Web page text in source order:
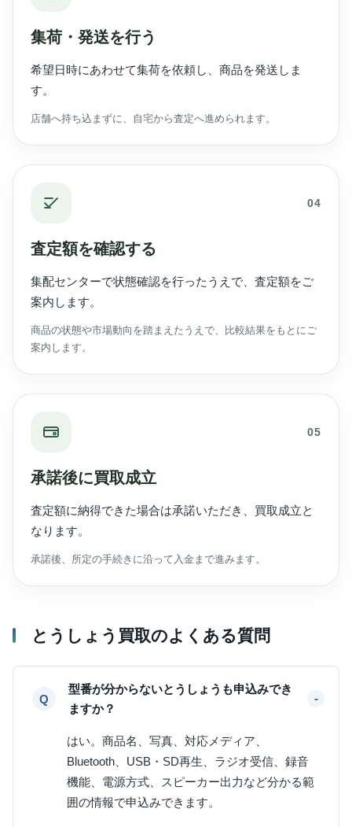
集荷・発送を行う
希望日時にあわせて集荷を依頼し、商品を発送しま
す。
店舗へ持ち込まずに、自宅から査定へ進められます。
04
査定額を確認する
集配センターで状態確認を行ったうえで、査定額をご
案内します。
商品の状態や市場動向を踏まえたうえで、比較結果をもとにご
案内します。
05
承諾後に買取成立
査定額に納得できた場合は承諾いただき、買取成立と
なります。
承諾後、所定の手続きに沿って入金まで進みます。
とうしょう買取のよくある質問
型番が分からないとうしょうも申込みでき
ますか？
はい。商品名、写真、対応メディア、
Bluetooth、USB・SD再生、ラジオ受信、録音
機能、電源方式、スピーカー出力など分かる範
囲の情報で申込みできます。